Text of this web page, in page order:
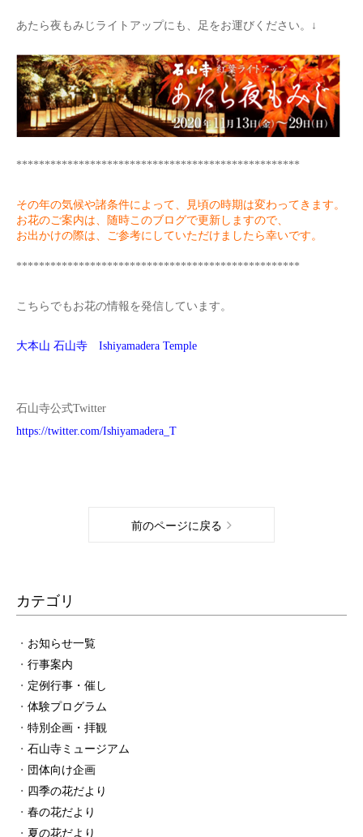
あたら夜もみじライトアップにも、足をお運びください。↓
**************************************************
その年の気候や諸条件によって、見頃の時期は変わってきます。
お花のご案内は、随時このブログで更新しますので、
お出かけの際は、ご参考にしていただけましたら幸いです。
**************************************************
こちらでもお花の情報を発信しています。
大本山 石山寺 Ishiyamadera Temple
石山寺公式Twitter
https://twitter.com/Ishiyamadera_T
前のページに戻る
カテゴリ
お知らせ一覧
行事案内
定例行事・催し
体験プログラム
特別企画・拝観
石山寺ミュージアム
団体向け企画
四季の花だより
春の花だより
夏の花だより